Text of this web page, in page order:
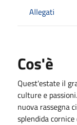
Allegati
Cos'è
Quest'estate il
culture e
nuova rassegna
splendida cornice